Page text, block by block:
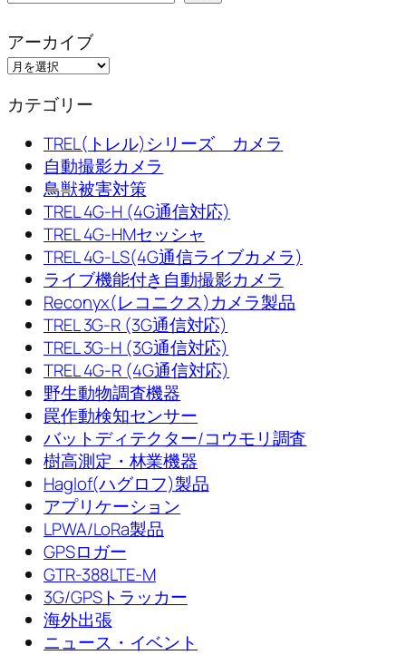
アーカイブ
カテゴリー
TREL(トレル)シリーズ カメラ
自動撮影カメラ
鳥獣被害対策
TREL 4G-H (4G通信対応)
TREL 4G-HMセッシャ
TREL 4G-LS(4G通信ライブカメラ)
ライブ機能付き自動撮影カメラ
Reconyx(レコニクス)カメラ製品
TREL 3G-R (3G通信対応)
TREL 3G-H (3G通信対応)
TREL 4G-R (4G通信対応)
野生動物調査機器
罠作動検知センサー
バットディテクター/コウモリ調査
樹高測定・林業機器
Haglof(ハグロフ)製品
アプリケーション
LPWA/LoRa製品
GPSロガー
GTR-388LTE-M
3G/GPSトラッカー
海外出張
ニュース・イベント